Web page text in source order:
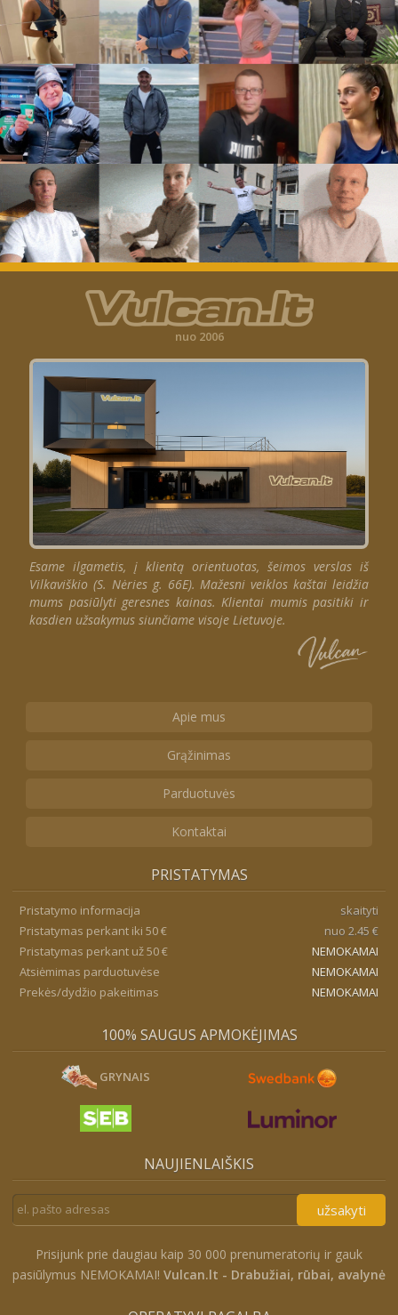
nuo 2006
Esame ilgametis, į klientą orientuotas, šeimos verslas iš
Vilkaviškio (S. Nėries g. 66E). Mažesni veiklos kaštai leidžia
mums pasiūlyti geresnes kainas. Klientai mumis pasitiki ir
kasdien užsakymus siunčiame visoje Lietuvoje.
Apie mus
Grąžinimas
Parduotuvės
Kontaktai
PRISTATYMAS
Pristatymo informacija
skaityti
Pristatymas perkant iki 50 €
nuo 2.45 €
Pristatymas perkant už 50 €
NEMOKAMAI
Atsiėmimas parduotuvėse
NEMOKAMAI
Prekės/dydžio pakeitimas
NEMOKAMAI
100% SAUGUS APMOKĖJIMAS
GRYNAIS
NAUJIENLAIŠKIS
užsakyti
Prisijunk prie daugiau kaip 30 000 prenumeratorių ir gauk
pasiūlymus NEMOKAMAI! Vulcan.lt - Drabužiai, rūbai, avalynė